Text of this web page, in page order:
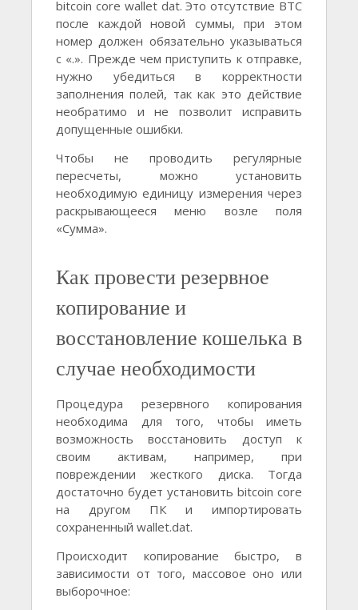
bitcoin core wallet dat. Это отсутствие BTC
после каждой новой суммы, при этом
номер должен обязательно указываться
с «.». Прежде чем приступить к отправке,
нужно убедиться в корректности
заполнения полей, так как это действие
необратимо и не позволит исправить
допущенные ошибки.
Чтобы не проводить регулярные
пересчеты, можно установить
необходимую единицу измерения через
раскрывающееся меню возле поля
«Сумма».
Как провести резервное
копирование и
восстановление кошелька в
случае необходимости
Процедура резервного копирования
необходима для того, чтобы иметь
возможность восстановить доступ к
своим активам, например, при
повреждении жесткого диска. Тогда
достаточно будет установить bitcoin core
на другом ПК и импортировать
сохраненный wallet.dat.
Происходит копирование быстро, в
зависимости от того, массовое оно или
выборочное: